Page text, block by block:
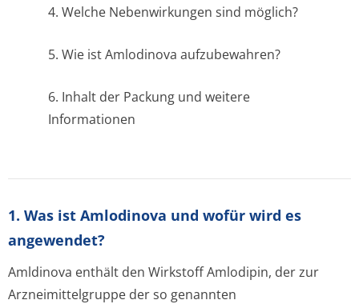
4. Welche Nebenwirkungen sind möglich?
5. Wie ist Amlodinova aufzubewahren?
6. Inhalt der Packung und weitere
Informationen
1. Was ist Amlodinova und wofür wird es
angewendet?
Amldinova enthält den Wirkstoff Amlodipin, der zur
Arzneimittelgruppe der so genannten